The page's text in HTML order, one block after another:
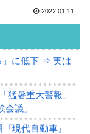
2022.01.11
」に低下 ⇒ 実は
猛暑重大警報」
議」
現代自動車』